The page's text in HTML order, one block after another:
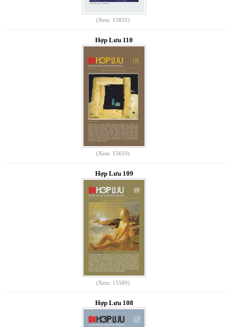
(Xem: 15835)
Hợp Lưu 110
(Xem: 15610)
Hợp Lưu 109
(Xem: 15580)
Hợp Lưu 108